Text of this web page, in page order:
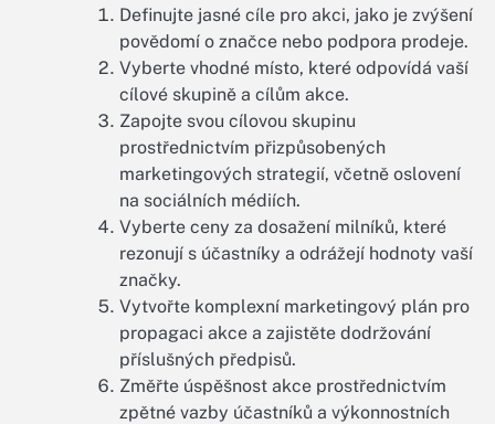
Definujte jasné cíle pro akci, jako je zvýšení
povědomí o značce nebo podpora prodeje.
Vyberte vhodné místo, které odpovídá vaší
cílové skupině a cílům akce.
Zapojte svou cílovou skupinu
prostřednictvím přizpůsobených
marketingových strategií, včetně oslovení
na sociálních médiích.
Vyberte ceny za dosažení milníků, které
rezonují s účastníky a odrážejí hodnoty vaší
značky.
Vytvořte komplexní marketingový plán pro
propagaci akce a zajistěte dodržování
příslušných předpisů.
Změřte úspěšnost akce prostřednictvím
zpětné vazby účastníků a výkonnostních